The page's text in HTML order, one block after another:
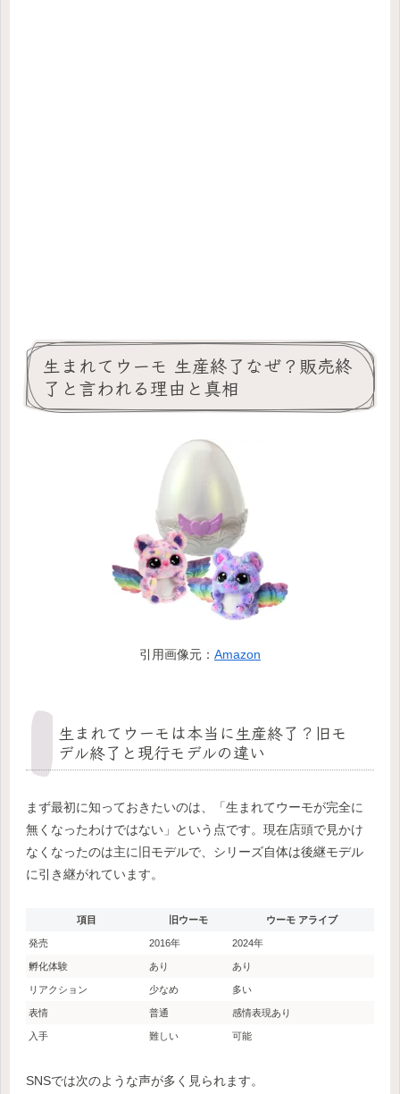
生まれてウーモ 生産終了なぜ？販売終
了と言われる理由と真相
引用画像元： Amazon
生まれてウーモは本当に生産終了？旧モ
デル終了と現行モデルの違い
まず最初に知っておきたいのは、「生まれてウーモが完全に
無くなったわけではない」という点です。現在店頭で見かけ
なくなったのは主に旧モデルで、シリーズ自体は後継モデル
に引き継がれています。
項目 旧ウーモ ウーモ アライブ
発売 2016年 2024年
孵化体験 あり あり
リアクション 少なめ 多い
表情 普通 感情表現あり
入手 難しい 可能
SNSでは次のような声が多く見られます。